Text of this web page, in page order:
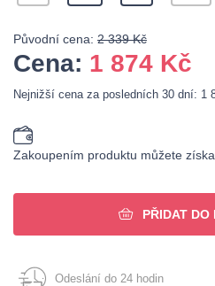
Původní cena: 2 339 Kč
Cena: 1 874 Kč
Nejnižší cena za posledních 30 dní: 1
Zakoupením produktu můžete
PŘIDAT DO
Odeslání do 24 hodin